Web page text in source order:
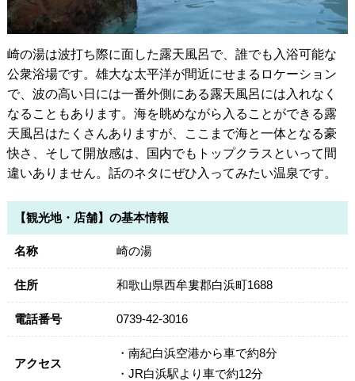
崎の湯は波打ち際に面した露天風呂で、誰でも入浴可能な
公衆浴場です。雄大な太平洋が間近にせまるロケーション
で、波の高い日には一番外側にある露天風呂には入れなく
なることもあります。海を眺めながら入ることができる露
天風呂はたくさんありますが、ここまで海と一体となる豪
快さ、そして開放感は、国内でもトップクラスといって間
違いありません。話のネタにぜひ入ってみたい温泉です。
【観光地・店舗】の基本情報
名称 崎の湯
住所 和歌山県西牟婁郡白浜町1688
電話番号 0739-42-3016
アクセス
・南紀白浜空港から車で約8分
・JR白浜駅より車で約12分